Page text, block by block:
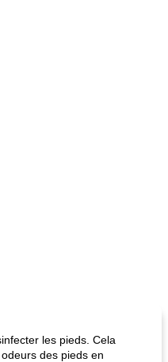
les pieds. Cela
des pieds en